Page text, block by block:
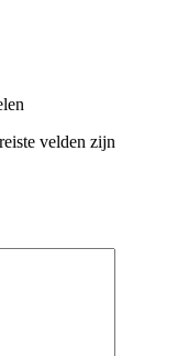
velden zijn